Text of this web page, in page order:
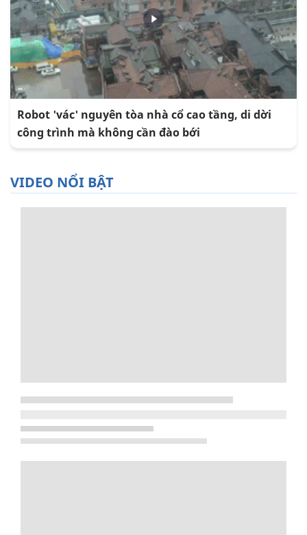
Robot 'vác' nguyên tòa nhà cổ cao tầng, di dời
công trình mà không cần đào bới
VIDEO NỔI BẬT